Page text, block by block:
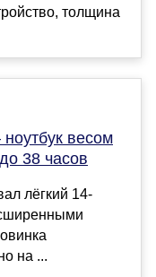
толщина
весом
38 часов
лёгкий 14-
на ...